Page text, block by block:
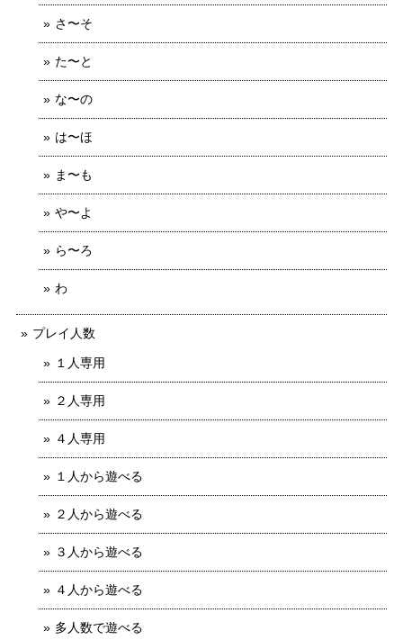
さ〜そ
た〜と
な〜の
は〜ほ
ま〜も
や〜よ
ら〜ろ
わ
プレイ人数
１人専用
２人専用
４人専用
１人から遊べる
２人から遊べる
３人から遊べる
４人から遊べる
多人数で遊べる